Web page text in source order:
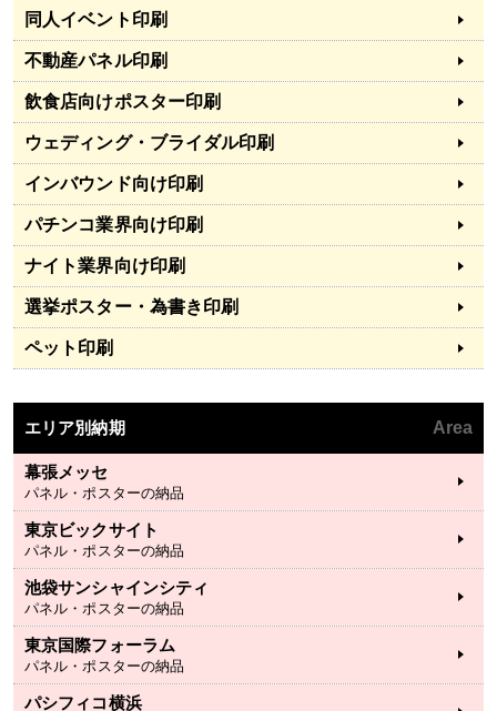
同人イベント印刷
不動産パネル印刷
飲食店向けポスター印刷
ウェディング・ブライダル印刷
インバウンド向け印刷
パチンコ業界向け印刷
ナイト業界向け印刷
選挙ポスター・為書き印刷
ペット印刷
エリア別納期 Area
幕張メッセ
パネル・ポスターの納品
東京ビックサイト
パネル・ポスターの納品
池袋サンシャインシティ
パネル・ポスターの納品
東京国際フォーラム
パネル・ポスターの納品
パシフィコ横浜